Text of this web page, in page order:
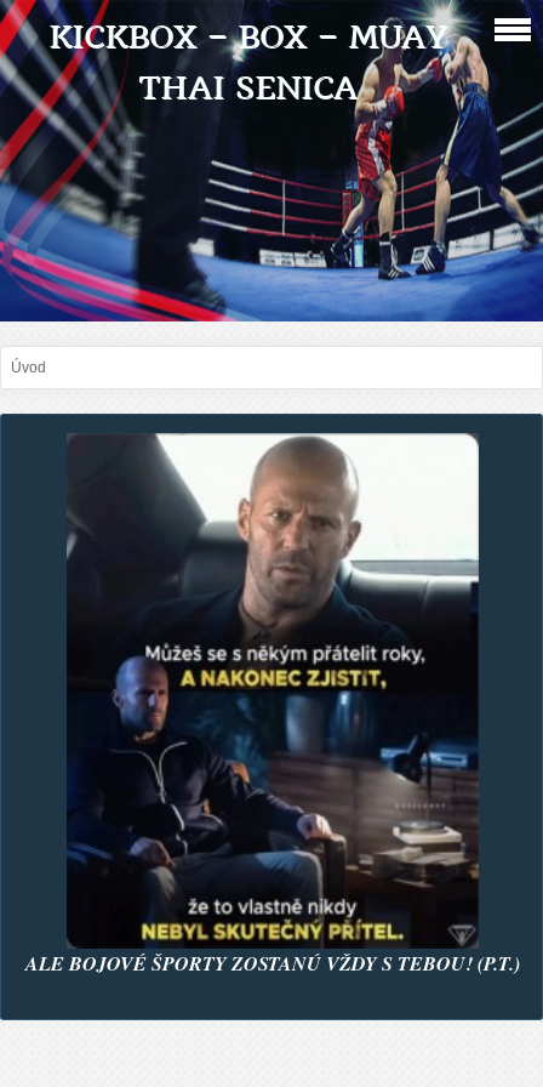
KICKBOX – BOX – MUAY
THAI SENICA
Úvod
ALE BOJOVÉ ŠPORTY ZOSTANÚ VŽDY S TEBOU! (P.T.)